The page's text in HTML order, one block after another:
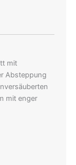
mit
Absteppung
mit enger